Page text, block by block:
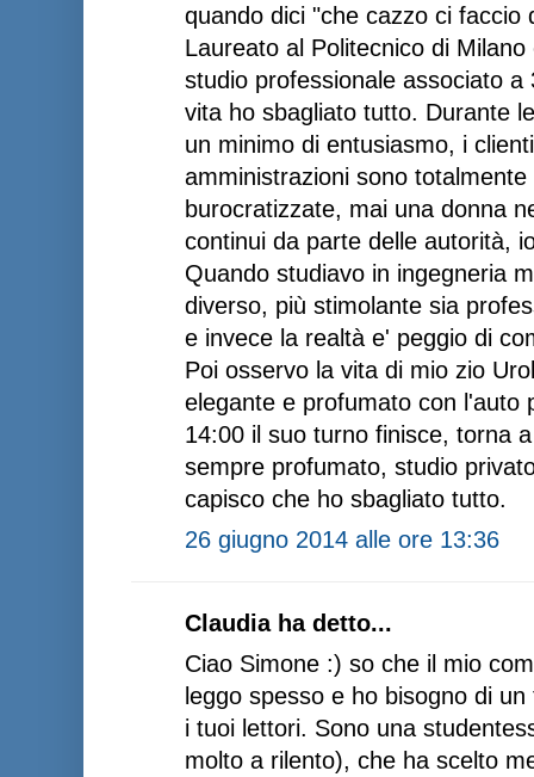
quando dici "che cazzo ci faccio
Laureato al Politecnico di
studio professionale associato
vita ho sbagliato tutto. Durante
un minimo di entusiasmo, i
amministrazioni sono
burocratizzate, mai una donna
continui da parte delle autorità,
Quando studiavo in ingegneria
diverso, più stimolante sia
e invece la realtà e' peggio di
Poi osservo la vita di mio zio
elegante e profumato con l'auto
14:00 il suo turno finisce, torna
sempre profumato, studio
capisco che ho sbagliato tutto.
26 giugno 2014 alle ore 13:36
Claudia ha detto...
Ciao Simone :) so che il mio
leggo spesso e ho bisogno di
i tuoi lettori. Sono una
molto a rilento), che ha scelto